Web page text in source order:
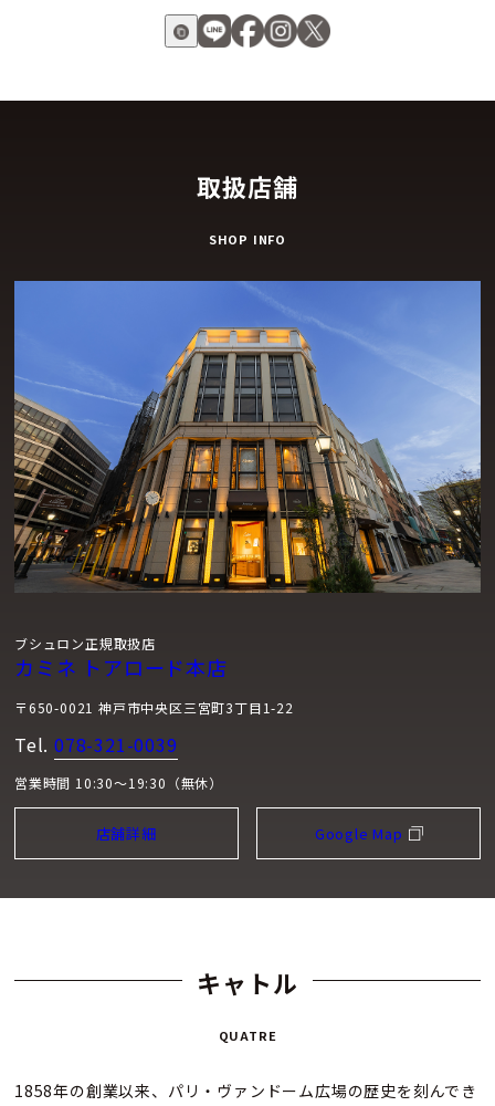
取扱店舗
SHOP INFO
ブシュロン正規取扱店
カミネ トアロード本店
〒650-0021 神戸市中央区三宮町3丁目1-22
Tel. 078-321-0039
営業時間 10:30～19:30（無休）
店舗詳細 Google Map
キャトル
QUATRE
1858年の創業以来、パリ・ヴァンドーム広場の歴史を刻んでき